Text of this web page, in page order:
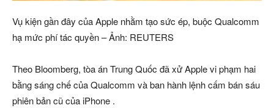
Vụ kiện gần đây của Apple nhằm tạo sức ép, buộc Qualcomm
hạ mức phí tác quyền – Ảnh: REUTERS
Theo Bloomberg, tòa án Trung Quốc đã xử Apple vi phạm hai
bằng sáng chế của Qualcomm và ban hành lệnh cấm bán sáu
phiên bản cũ của iPhone .